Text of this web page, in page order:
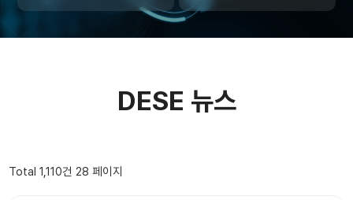
DESE 뉴스
Total 1,110건 28 페이지